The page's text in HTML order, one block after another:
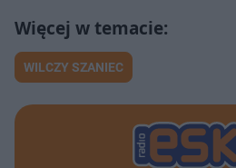
WILCZY SZANIEC